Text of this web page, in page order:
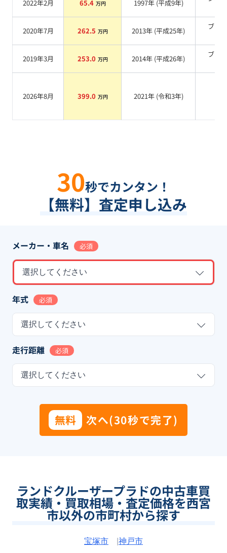
2022年2月 65.4 万円 1997年 (平成9年)
2020年7月 262.5 万円 2013年 (平成25年)
ブラ
2019年3月 253.0 万円 2014年 (平成26年)
ブラ
2026年8月 399.0 万円 2021年 (令和3年)
30秒でカンタン！
【無料】査定申し込み
メーカー・車名 必須
選択してください
年式 必須
選択してください
走行距離 必須
選択してください
無料 次へ(30秒で完了)
ランドクルーザープラドの中古車買
取実績・買取相場・査定価格を西宮
市以外の市町村から探す
宝塚市 神戸市